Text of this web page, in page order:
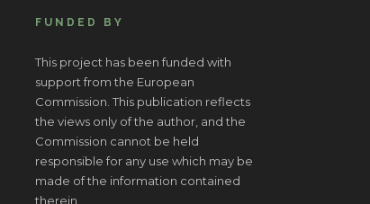
FUNDED BY
This project has been funded with
support from the European
Commission. This publication reflects
the views only of the author, and the
Commission cannot be held
responsible for any use which may be
made of the information contained
therein.